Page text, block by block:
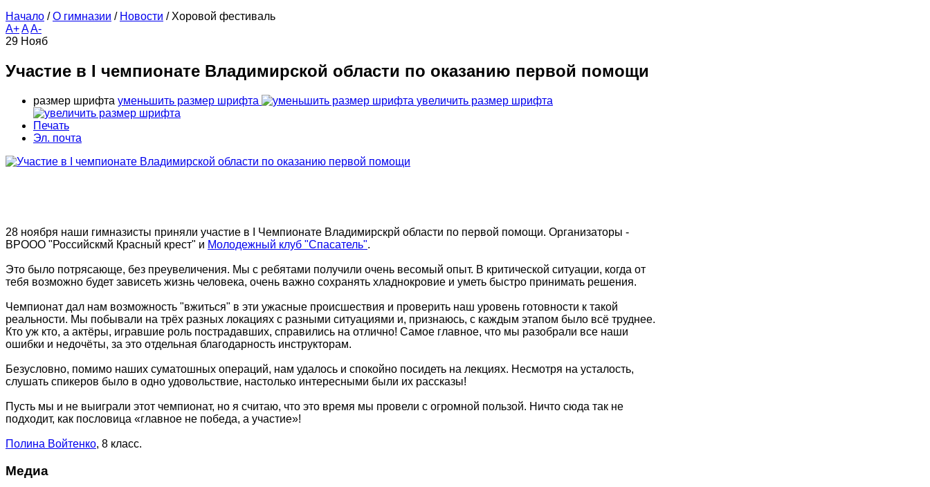
Начало / О гимназии / Новости / Хоровой фестиваль
A+AA-
29 Нояб
Участие в I чемпионате Владимирской области по оказанию первой помощи
размер шрифта уменьшить размер шрифта увеличить размер шрифта
Печать
Эл. почта
28 ноября наши гимназисты приняли участие в I Чемпионате Владимирскрй области по первой помощи. Организаторы -
ВРООО "Российскмй Красный крест" и Молодежный клуб "Спасатель".
Это было потрясающе, без преувеличения. Мы с ребятами получили очень весомый опыт. В критической ситуации, когда от
тебя возможно будет зависеть жизнь человека, очень важно сохранять хладнокровие и уметь быстро принимать решения.
Чемпионат дал нам возможность "вжиться" в эти ужасные происшествия и проверить наш уровень готовности к такой
реальности. Мы побывали на трёх разных локациях с разными ситуациями и, признаюсь, с каждым этапом было всё труднее.
Кто уж кто, а актёры, игравшие роль пострадавших, справились на отлично! Самое главное, что мы разобрали все наши
ошибки и недочёты, за это отдельная благодарность инструкторам.
Безусловно, помимо наших суматошных операций, нам удалось и спокойно посидеть на лекциях. Несмотря на усталость,
слушать спикеров было в одно удовольствие, настолько интересными были их рассказы!
Пусть мы и не выиграли этот чемпионат, но я считаю, что это время мы провели с огромной пользой. Ничто сюда так не
подходит, как пословица «главное не победа, а участие»!
Полина Войтенко, 8 класс.
Медиа